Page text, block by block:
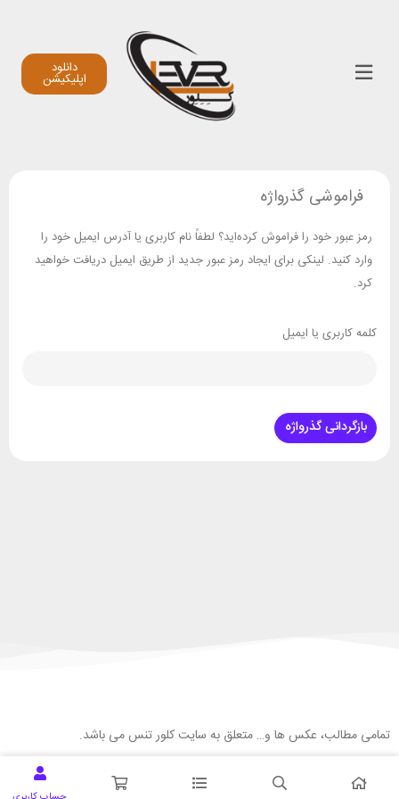
دانلود
اپلیکیشن
فراموشی گذرواژه
رمز عبور خود را فراموش کرده‌اید؟ لطفاً نام کاربری یا آدرس ایمیل خود را
وارد کنید. لینکی برای ایجاد رمز عبور جدید از طریق ایمیل دریافت خواهید
کرد.
کلمه کاربری یا ایمیل
بازگردانی گذرواژه
تمامی مطالب، عکس ها و… متعلق به سایت کلور تنس می باشد.